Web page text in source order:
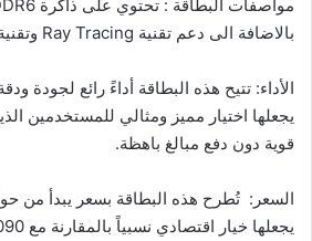
بالاضافة الى دعم تقنية Ray Tracing وتقنية FSR 2.0 .
يجعلها اختيار مميز ومثالي للمستخدمين
قوية دون دفع مبالغ باهظة.
يجعلها خيار اقتصادي نسبياً بالمقارنة مع NVIDIA RTX 4090.